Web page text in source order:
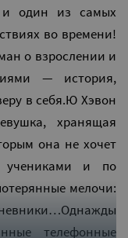
один из самых
во времени!
о взрослении и
— история,
в себя.Ю Хэвон
хранящая
она не хочет
учениками и по
мелочи:
телефонные